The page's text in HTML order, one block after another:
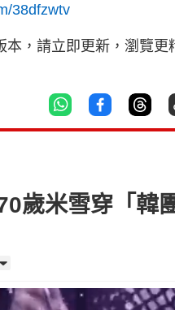
38dfzwtv
本，請立即更新，瀏覽更
歲米雪穿「韓